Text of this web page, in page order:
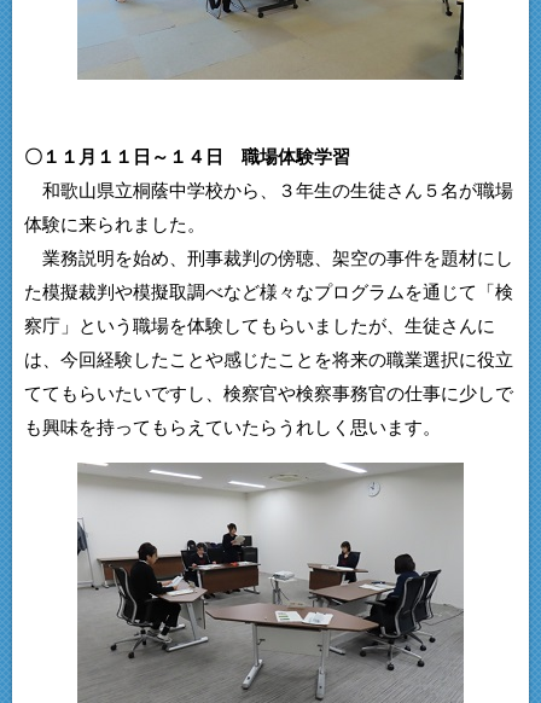
〇１１月１１日～１４日 職場体験学習
和歌山県立桐蔭中学校から、３年生の生徒さん５名が職場
体験に来られました。
業務説明を始め、刑事裁判の傍聴、架空の事件を題材にし
た模擬裁判や模擬取調べなど様々なプログラムを通じて「検
察庁」という職場を体験してもらいましたが、生徒さんに
は、今回経験したことや感じたことを将来の職業選択に役立
ててもらいたいですし、検察官や検察事務官の仕事に少しで
も興味を持ってもらえていたらうれしく思います。